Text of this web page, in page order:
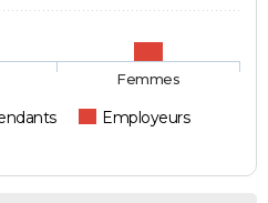
Employeurs
Femmes